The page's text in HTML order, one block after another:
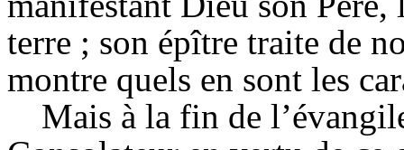
terre ; son épître traite de
montre quels en sont les
Mais à la fin de